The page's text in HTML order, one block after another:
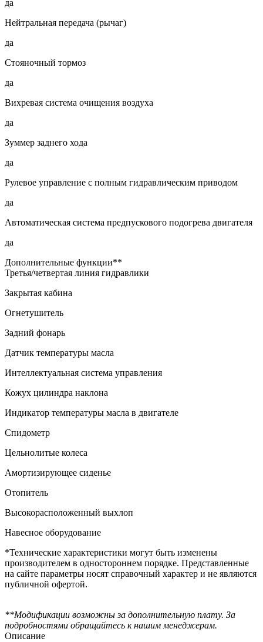
да
Нейтральная передача (рычаг)
да
Стояночный тормоз
да
Вихревая система очищения воздуха
да
Зуммер заднего хода
да
Рулевое управление с полным гидравлическим приводом
да
Автоматическая система предпускового подогрева двигателя
да
Дополнительные функции**
Третья/четвертая линия гидравлики
Закрытая кабина
Огнетушитель
Задний фонарь
Датчик температуры масла
Интеллектуальная система управления
Кожух цилиндра наклона
Индикатор температуры масла в двигателе
Спидометр
Цельнолитые колеса
Амортизирующее сиденье
Отопитель
Высокорасположенный выхлоп
Навесное оборудование
*Технические характеристики могут быть изменены
производителем в одностороннем порядке. Представленные
на сайте параметры носят справочный характер и не являются
публичной офертой.
**Модификации возможны за дополнительную плату. За
подробностями обращайтесь к нашим менеджерам.
Описание